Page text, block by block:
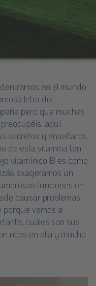
en el mundo
letra del
pero que muchas
aquí
secretos y enseñaros
de esta vitamina tan
vitamínico B es como
exageramos un
funciones en
causar problemas
vamos a
cuáles son sus
ricos en ella y mucho